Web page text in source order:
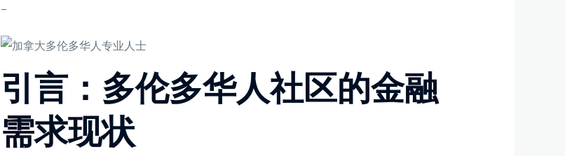
–
引言：多伦多华人社区的金融
需求现状